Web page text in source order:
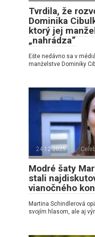
Tvrdila, že
Dominika
ktorý jej
„nahrádza“
Ešte nedávno sa v
manželstve Dominiky
24.12.2025
Modré šaty
stali
vianočného
Martina Schindlerová
svojím hlasom, ale aj